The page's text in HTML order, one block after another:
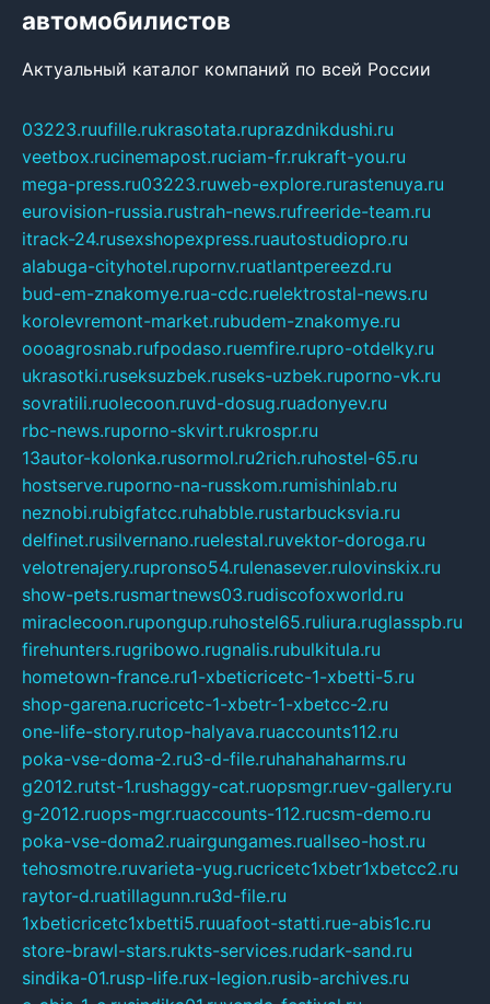
автомобилистов
Актуальный каталог компаний по всей России
03223.ruufille.rukrasotata.ruprazdnikdushi.ru
veetbox.rucinemapost.ruciam-fr.rukraft-you.ru
mega-press.ru03223.ruweb-explore.rurastenuya.ru
eurovision-russia.rustrah-news.rufreeride-team.ru
itrack-24.rusexshopexpress.ruautostudiopro.ru
alabuga-cityhotel.rupornv.ruatlantpereezd.ru
bud-em-znakomye.rua-cdc.ruelektrostal-news.ru
korolevremont-market.rubudem-znakomye.ru
oooagrosnab.rufpodaso.ruemfire.rupro-otdelky.ru
ukrasotki.ruseksuzbek.ruseks-uzbek.ruporno-vk.ru
sovratili.ruolecoon.ruvd-dosug.ruadonyev.ru
rbc-news.ruporno-skvirt.rukrospr.ru
13autor-kolonka.rusormol.ru2rich.ruhostel-65.ru
hostserve.ruporno-na-russkom.rumishinlab.ru
neznobi.rubigfatcc.ruhabble.rustarbucksvia.ru
delfinet.rusilvernano.ruelestal.ruvektor-doroga.ru
velotrenajery.rupronso54.rulenasever.rulovinskix.ru
show-pets.rusmartnews03.rudiscofoxworld.ru
miraclecoon.rupongup.ruhostel65.ruliura.ruglasspb.ru
firehunters.rugribowo.rugnalis.rubulkitula.ru
hometown-france.ru1-xbeticricetc-1-xbetti-5.ru
shop-garena.rucricetc-1-xbetr-1-xbetcc-2.ru
one-life-story.rutop-halyava.ruaccounts112.ru
poka-vse-doma-2.ru3-d-file.ruhahahaharms.ru
g2012.rutst-1.rushaggy-cat.ruopsmgr.ruev-gallery.ru
g-2012.ruops-mgr.ruaccounts-112.rucsm-demo.ru
poka-vse-doma2.ruairgungames.ruallseo-host.ru
tehosmotre.ruvarieta-yug.rucricetc1xbetr1xbetcc2.ru
raytor-d.ruatillagunn.ru3d-file.ru
1xbeticricetc1xbetti5.ruuafoot-statti.rue-abis1c.ru
store-brawl-stars.rukts-services.rudark-sand.ru
sindika-01.rusp-life.rux-legion.rusib-archives.ru